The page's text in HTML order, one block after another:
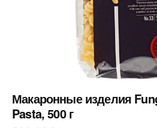
Макаронные изделия
Pasta, 500 г